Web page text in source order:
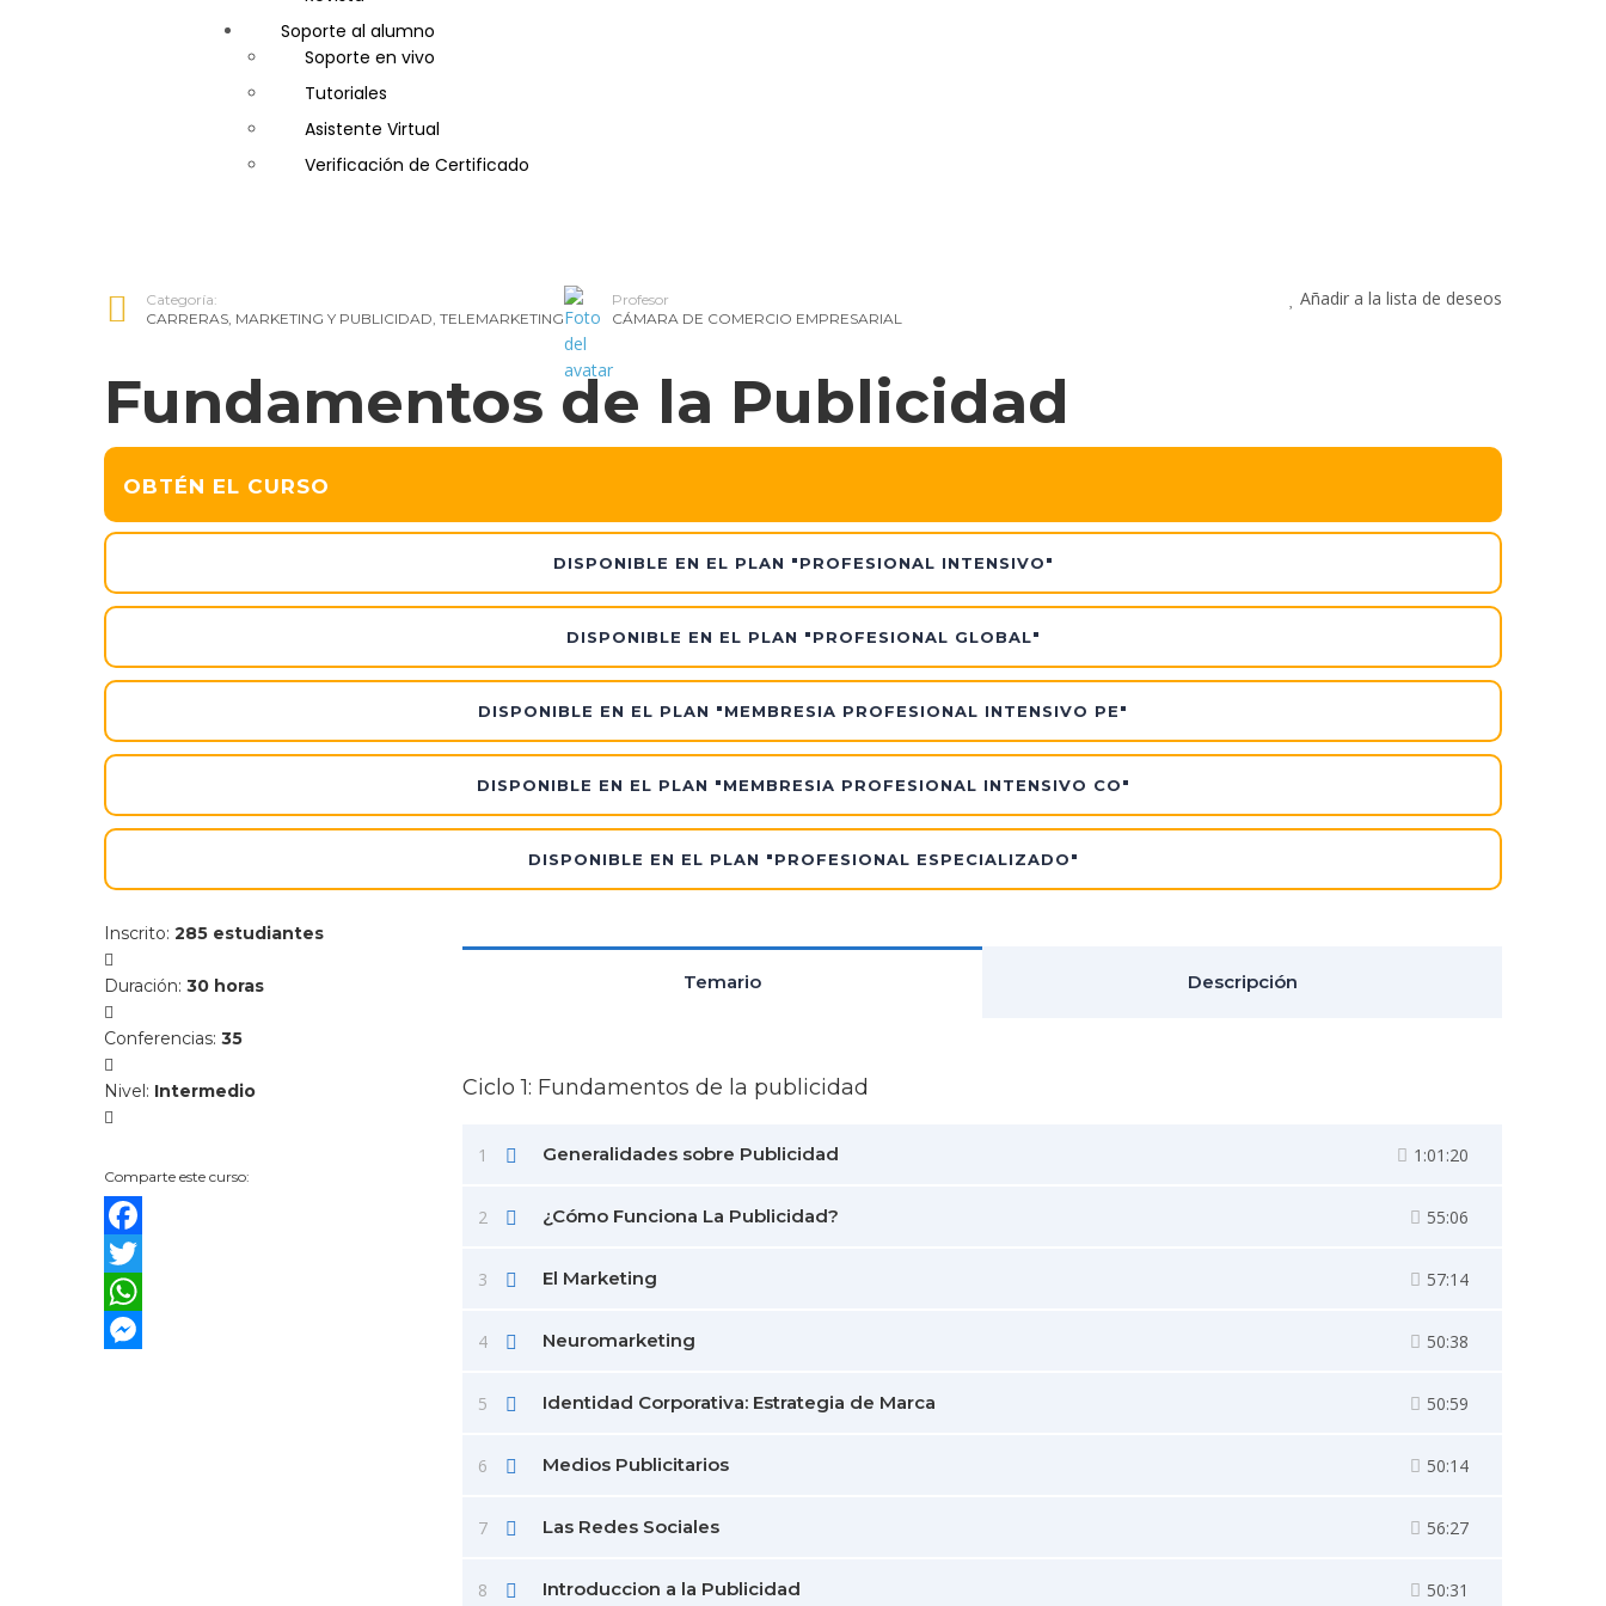
Guía de Turismo
Inglés Americano
Marketing y Publicidad
Medio Ambiente y Seguridad
Plataforma Bancaria y Comercial
Ventas de Productos y Servicios Financieros
Visitador Médico
Soporte al alumno
Soporte en vivo
Tutoriales
Asistente Virtual
Verificación de Certificado
Categoría:
CARRERAS, MARKETING Y PUBLICIDAD, TELEMARKETING
Profesor
CÁMARA DE COMERCIO EMPRESARIAL
Añadir a la lista de deseos
Fundamentos de la Publicidad
OBTÉN EL CURSO
DISPONIBLE EN EL PLAN "PROFESIONAL INTENSIVO"
DISPONIBLE EN EL PLAN "PROFESIONAL GLOBAL"
DISPONIBLE EN EL PLAN "MEMBRESIA PROFESIONAL INTENSIVO PE"
DISPONIBLE EN EL PLAN "MEMBRESIA PROFESIONAL INTENSIVO CO"
DISPONIBLE EN EL PLAN "PROFESIONAL ESPECIALIZADO"
Inscrito: 285 estudiantes
Duración: 30 horas
Conferencias: 35
Nivel: Intermedio
Comparte este curso:
Facebook
Twitter
WhatsApp
Temario Descripción
Ciclo 1: Fundamentos de la publicidad
1 Generalidades sobre Publicidad 1:01:20
2 ¿Cómo Funciona La Publicidad? 55:06
3 El Marketing 57:14
4 Neuromarketing 50:38
5 Identidad Corporativa: Estrategia de Marca 50:59
6 Medios Publicitarios 50:14
7 Las Redes Sociales 56:27
8 Introduccion a la Publicidad 50:31